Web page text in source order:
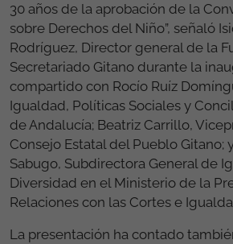
30 años de la aprobación de la
sobre Derechos del Niño”, señaló
Rodríguez, Director general de la
Secretariado Gitano durante la
compartido con Rocío Ruíz
Igualdad, Políticas Sociales y
de Andalucía; Beatriz Carrillo,
Consejo Estatal del Pueblo Gitano;
Sabugo, Subdirectora General de
Diversidad en el Ministerio de la
Relaciones con las Cortes e
La presentación ha contado